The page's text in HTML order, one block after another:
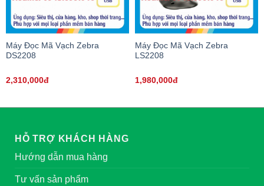
Máy Đọc Mã Vạch Zebra
DS2208
2,310,000đ
Máy Đọc Mã Vạch Zebra
LS2208
1,980,000đ
HỖ TRỢ KHÁCH HÀNG
Hướng dẫn mua hàng
Tư vấn sản phẩm